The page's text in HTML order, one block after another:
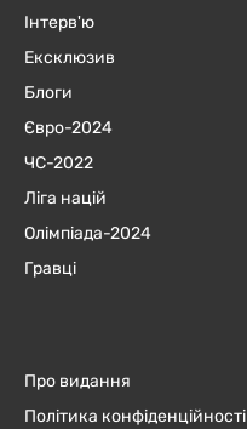
Інтерв'ю
Ексклюзив
Блоги
Євро-2024
ЧC-2022
Ліга націй
Олімпіада-2024
Гравці
Про видання
Політика конфіденційності